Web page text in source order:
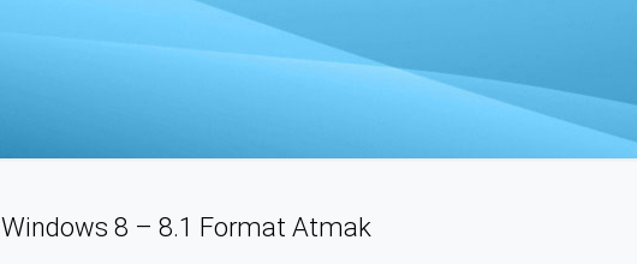
Windows 8 – 8.1 Format Atmak